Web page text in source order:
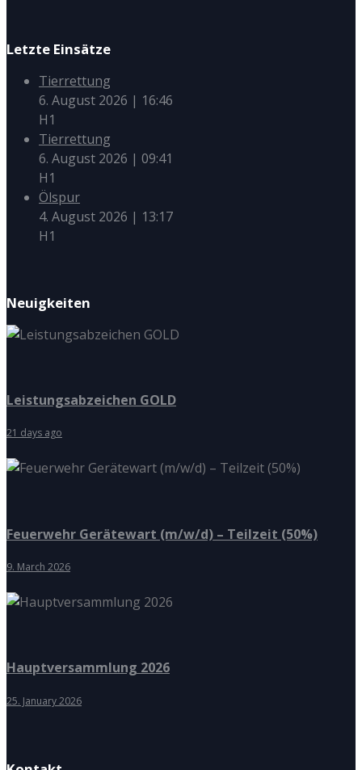
Letzte Einsätze
Tierrettung
6. August 2026 | 16:46
H1
Tierrettung
6. August 2026 | 09:41
H1
Ölspur
4. August 2026 | 13:17
H1
Neuigkeiten
Leistungsabzeichen GOLD
21 days ago
Feuerwehr Gerätewart (m/w/d) – Teilzeit (50%)
9. March 2026
Hauptversammlung 2026
25. January 2026